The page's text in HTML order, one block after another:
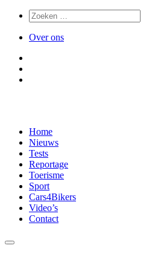
Over ons
Home
Nieuws
Tests
Reportage
Toerisme
Sport
Cars4Bikers
Video’s
Contact